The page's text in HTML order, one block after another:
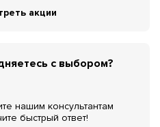
акции
с выбором?
нашим консультантам
быстрый ответ!